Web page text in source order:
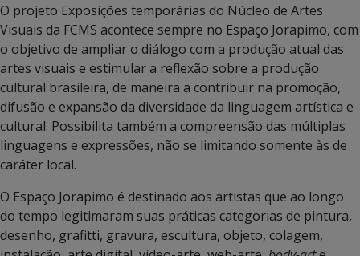
O projeto Exposições temporárias do Núcleo de Artes
Visuais da FCMS acontece sempre no Espaço Jorapimo, com
o objetivo de ampliar o diálogo com a produção atual das
artes visuais e estimular a reflexão sobre a produção
cultural brasileira, de maneira a contribuir na promoção,
difusão e expansão da diversidade da linguagem artística e
cultural. Possibilita também a compreensão das múltiplas
linguagens e expressões, não se limitando somente às de
caráter local.
O Espaço Jorapimo é destinado aos artistas que ao longo
do tempo legitimaram suas práticas categorias de pintura,
desenho, grafitti, gravura, escultura, objeto, colagem,